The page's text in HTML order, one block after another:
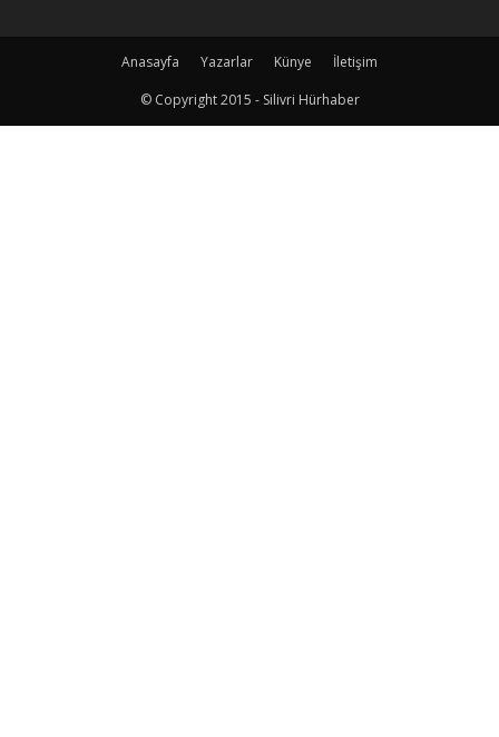
Anasayfa Yazarlar Künye
İletişim
© Copyright 2015 - Silivri Hürhaber